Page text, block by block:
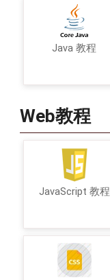
Java 教程
Web教程
JavaScript 教程